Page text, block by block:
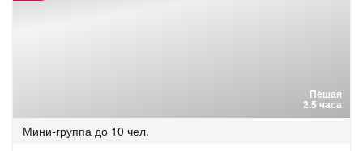
Пешая
2.5 часа
Мини-группа до 10 чел.